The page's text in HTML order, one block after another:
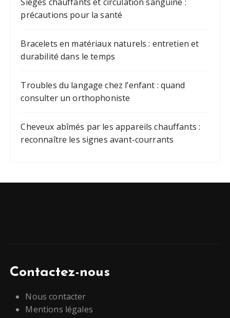
précautions pour la santé
Bracelets en matériaux naturels : entretien et
durabilité dans le temps
Troubles du langage chez l’enfant : quand
consulter un orthophoniste
Cheveux abîmés par les appareils chauffants :
reconnaître les signes avant-courrants
Contactez-nous
Nous contacter
Mentions légales